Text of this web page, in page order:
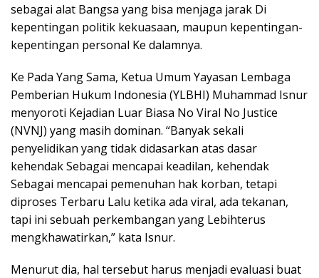
sebagai alat Bangsa yang bisa menjaga jarak Di
kepentingan politik kekuasaan, maupun kepentingan-
kepentingan personal Ke dalamnya.
Ke Pada Yang Sama, Ketua Umum Yayasan Lembaga
Pemberian Hukum Indonesia (YLBHI) Muhammad Isnur
menyoroti Kejadian Luar Biasa No Viral No Justice
(NVNJ) yang masih dominan. “Banyak sekali
penyelidikan yang tidak didasarkan atas dasar
kehendak Sebagai mencapai keadilan, kehendak
Sebagai mencapai pemenuhan hak korban, tetapi
diproses Terbaru Lalu ketika ada viral, ada tekanan,
tapi ini sebuah perkembangan yang Lebihterus
mengkhawatirkan,” kata Isnur.
Menurut dia, hal tersebut harus menjadi evaluasi buat